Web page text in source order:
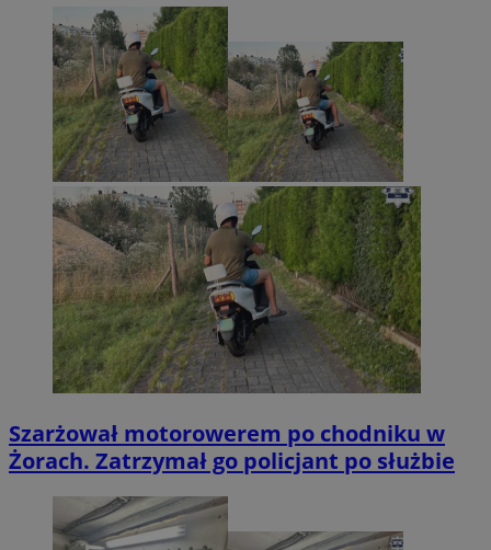
Szarżował motorowerem po chodniku w
Żorach. Zatrzymał go policjant po służbie